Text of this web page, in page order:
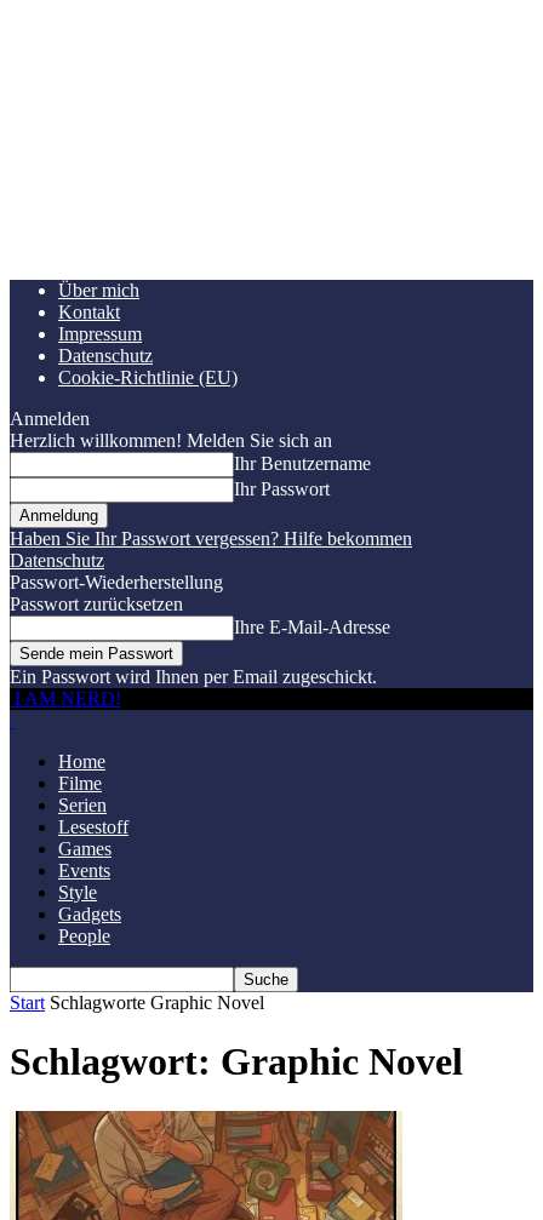
Über mich
Kontakt
Impressum
Datenschutz
Cookie-Richtlinie (EU)
Anmelden
Herzlich willkommen! Melden Sie sich an
Ihr Benutzername
Ihr Passwort
Haben Sie Ihr Passwort vergessen? Hilfe bekommen
Datenschutz
Passwort-Wiederherstellung
Passwort zurücksetzen
Ihre E-Mail-Adresse
Ein Passwort wird Ihnen per Email zugeschickt.
I AM NERD!
Home
Filme
Serien
Lesestoff
Games
Events
Style
Gadgets
People
Start Schlagworte Graphic Novel
Schlagwort: Graphic Novel